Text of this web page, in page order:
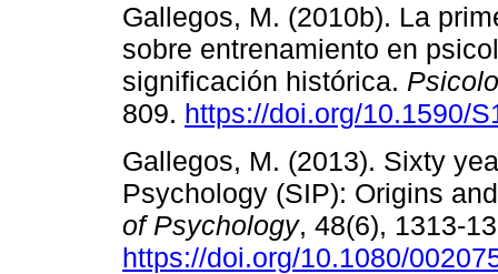
Gallegos, M. (2010b). La
sobre entrenamiento en
significación histórica.
809. https://doi.org/10.1590/
Gallegos, M. (2013). Sixty
Psychology (SIP): Origins
of Psychology, 48(6), 1313-
https://doi.org/10.1080/